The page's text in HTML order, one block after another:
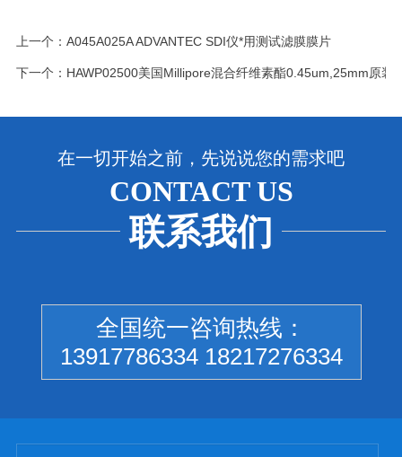
上一个： A045A025A ADVANTEC SDI仪*用测试滤膜膜片
下一个： HAWP02500美国Millipore混合纤维素酯0.45um,25mm原装
在一切开始之前，先说说您的需求吧
CONTACT US
联系我们
全国统一咨询热线：
13917786334 18217276334